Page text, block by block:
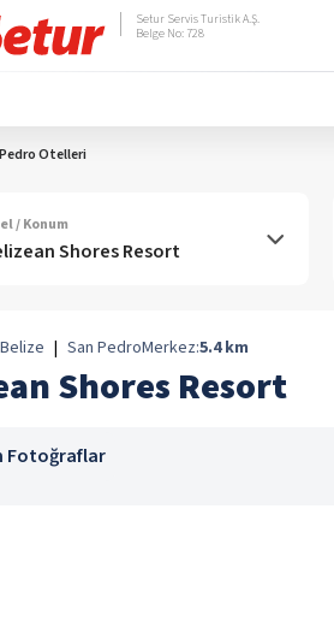
Setur Servis Turistik A.Ş.
Belge No: 728
Otelleri
/ Konum
| San PedroMerkez:5.4 km
Shores Resort
Fotoğraflar